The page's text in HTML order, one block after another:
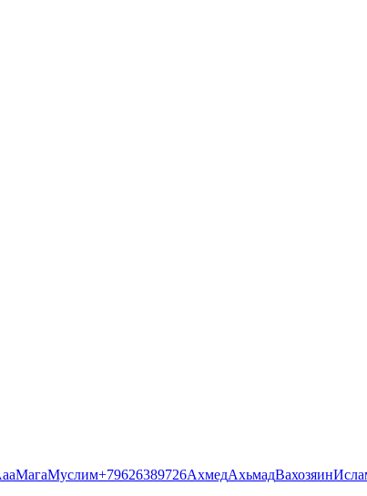
МагаМуслим+79626389726АхмедАхьмадВахозяин